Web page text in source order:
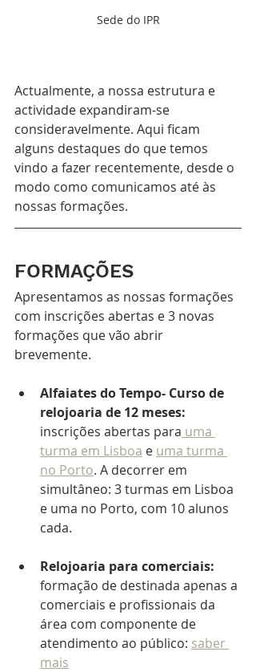
Sede do IPR
Actualmente, a nossa estrutura e
actividade expandiram-se
consideravelmente. Aqui ficam
alguns destaques do que temos
vindo a fazer recentemente, desde o
modo como comunicamos até às
nossas formações.
FORMAÇÕES
Apresentamos as nossas formações
com inscrições abertas e 3 novas
formações que vão abrir
brevemente.
Alfaiates do Tempo- Curso de
relojoaria de 12 meses:
inscrições abertas para uma
turma em Lisboa e uma turma
no Porto. A decorrer em
simultâneo: 3 turmas em Lisboa
e uma no Porto, com 10 alunos
cada.
Relojoaria para comerciais:
formação de destinada apenas a
comerciais e profissionais da
área com componente de
atendimento ao público: saber
mais